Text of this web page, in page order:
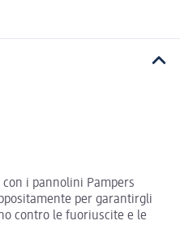
i pannolini Pampers
per garantirgli
contro le fuoriuscite e le